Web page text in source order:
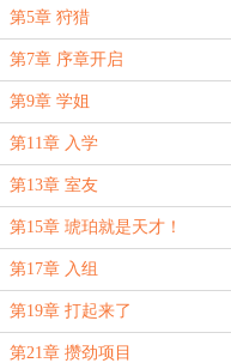
第5章 狩猎
第7章 序章开启
第9章 学姐
第11章 入学
第13章 室友
第15章 琥珀就是天才！
第17章 入组
第19章 打起来了
第21章 攒劲项目